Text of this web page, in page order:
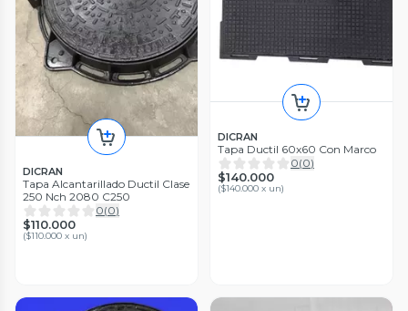
DICRAN
Tapa Alcantarillado Ductil Clase
250 Nch 2080 C250
0(0)
$110.000
($110.000 x un)
DICRAN
Tapa Ductil 60x60 Con Marco
0(0)
$140.000
($140.000 x un)